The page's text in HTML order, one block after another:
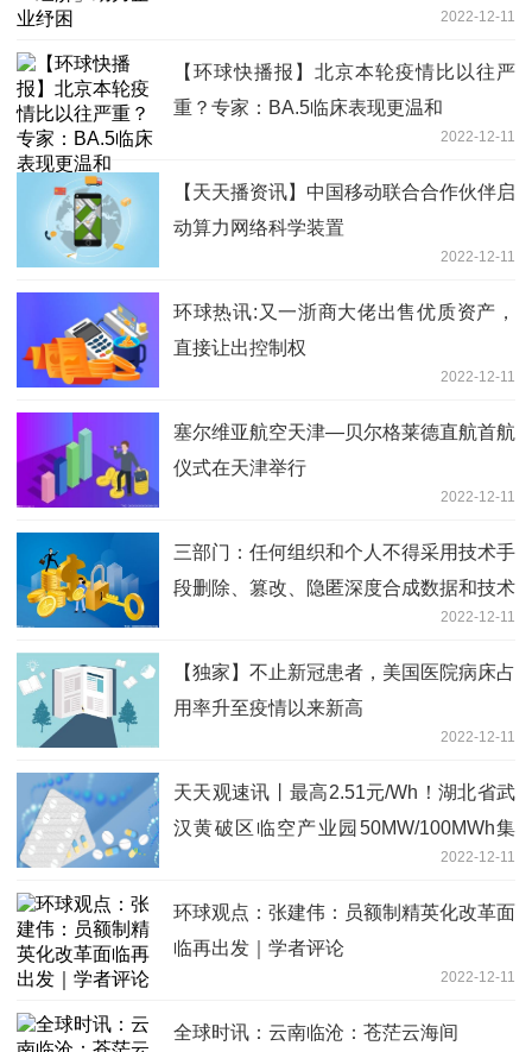
2022-12-11
【环球快播报】北京本轮疫情比以往严
重？专家：BA.5临床表现更温和
2022-12-11
【天天播资讯】中国移动联合合作伙伴启
动算力网络科学装置
2022-12-11
环球热讯:又一浙商大佬出售优质资产，
直接让出控制权
2022-12-11
塞尔维亚航空天津—贝尔格莱德直航首航
仪式在天津举行
2022-12-11
三部门：任何组织和个人不得采用技术手
段删除、篡改、隐匿深度合成数据和技术
2022-12-11
【独家】不止新冠患者，美国医院病床占
用率升至疫情以来新高
2022-12-11
天天观速讯丨最高2.51元/Wh！湖北省武
汉黄破区临空产业园50MW/100MWh集
2022-12-11
环球观点：张建伟：员额制精英化改革面
临再出发｜学者评论
2022-12-11
全球时讯：云南临沧：苍茫云海间